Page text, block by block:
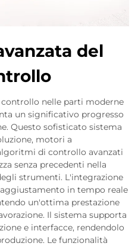
del
nelle parti moderne
un significativo progresso
Questo sofisticato sistema
motori a
di controllo avanzati
senza precedenti nella
strumenti. L'integrazione
in tempo reale
un'ottima prestazione
Il sistema supporta
e interfacce, rendendolo
Le funzionalità